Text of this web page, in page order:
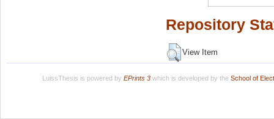
Repository
View Item
LuissThesis is powered by EPrints 3which is developed by the School of